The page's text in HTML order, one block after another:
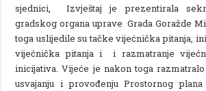
sjednici, Izvještaj je prezentirala
gradskog organa uprave Grada Goražde
toga uslijedile su tačke vijećnička pitanja,
vijećnička pitanja i i razmatranje
inicijativa. Vijeće je nakon toga
usvajanju i provođenju Prostornog plana